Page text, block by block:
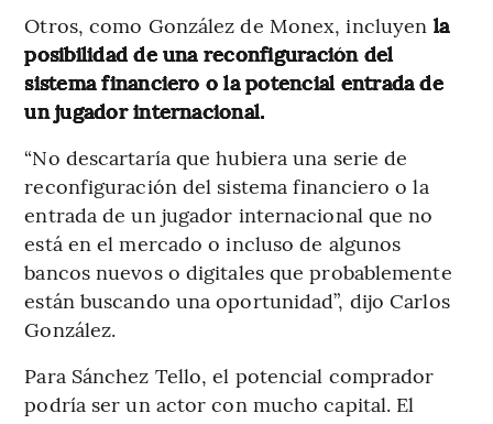
Otros, como González de Monex, incluyen la
posibilidad de una reconfiguración del
sistema financiero o la potencial entrada de
un jugador internacional.
“No descartaría que hubiera una serie de
reconfiguración del sistema financiero o la
entrada de un jugador internacional que no
está en el mercado o incluso de algunos
bancos nuevos o digitales que probablemente
están buscando una oportunidad”, dijo Carlos
González.
Para Sánchez Tello, el potencial comprador
podría ser un actor con mucho capital. El